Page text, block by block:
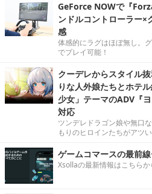
GeForce NOWで『
ンドルコントローラー×
感
体感的にラグはほぼ無し。
でプレイ可能！
クーデレからスタイル
りな人外娘たちとホテ
少女」テーマのADV『
対応
ツンデレドラゴン娘や無口
もりのヒロインたちがアツい
ゲームコマースの最前
Xsollaの最新情報はこちらか